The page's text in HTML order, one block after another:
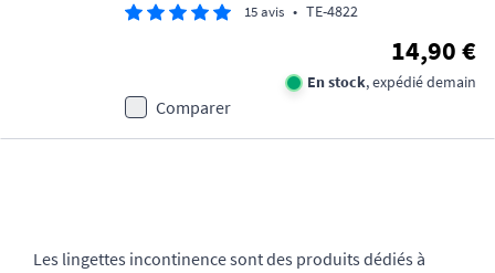
15 avis • TE-4822
14,90 €
En stock, expédié demain
Comparer
Les lingettes incontinence sont des produits dédiés à